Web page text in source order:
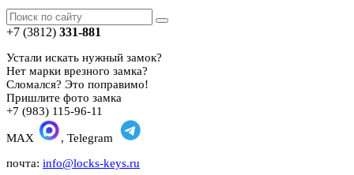
+7 (3812) 331-881
Устали искать нужный замок?
Нет марки врезного замка?
Сломался? Это поправимо!
Пришлите фото замка
+7 (983) 115-96-11
MAX
, Telegram
почта: info@locks-keys.ru